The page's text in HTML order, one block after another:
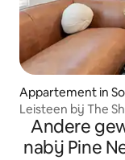
Appartement in
Leisteen bij The
Andere
nabij Pine